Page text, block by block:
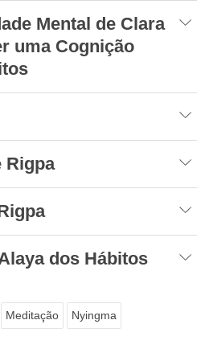
Mental de Clara
uma Cognição
Rigpa
dos Hábitos
Meditação Nyingma